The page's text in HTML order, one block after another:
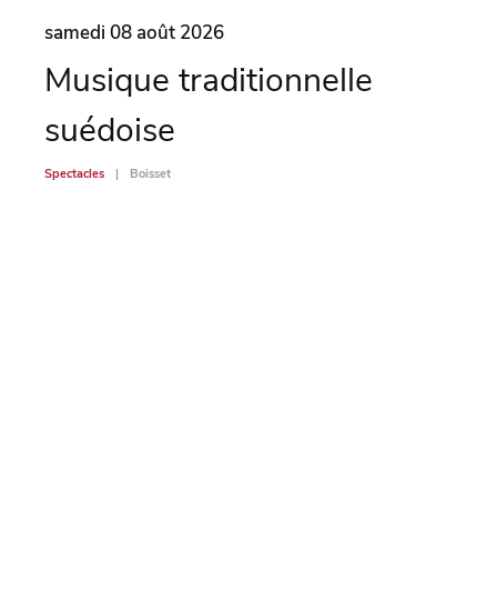
samedi 08 août 2026
Musique traditionnelle
suédoise
Spectacles Boisset